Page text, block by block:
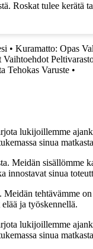
Roskat tulee kerätä
• Kuramatto: Opas
Tehokas Varuste •
lukijoillemme
sinua
Meidän sisällömme
sinua
tehtävämme
ja työskennellä.
lukijoillemme
sinua